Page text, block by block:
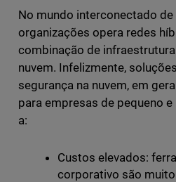
No mundo interconectado de
organizações opera redes
combinação de
nuvem. Infelizmente,
segurança na nuvem, em
para empresas de pequeno
a:
Custos elevados:
corporativo são